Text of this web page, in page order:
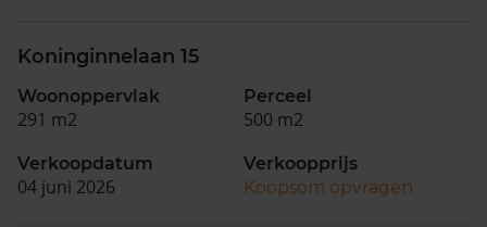
Koninginnelaan 15
Woonoppervlak
291 m2
Perceel
500 m2
Verkoopdatum
04 juni 2026
Verkoopprijs
Koopsom opvragen